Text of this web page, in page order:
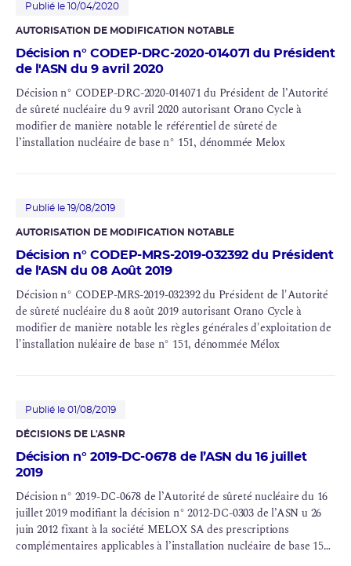
Publié le 10/04/2020
AUTORISATION DE MODIFICATION NOTABLE
Décision n° CODEP-DRC-2020-014071 du Président
de l'ASN du 9 avril 2020
Décision n° CODEP-DRC-2020-014071 du Président de l’Autorité
de sûreté nucléaire du 9 avril 2020 autorisant Orano Cycle à
modifier de manière notable le référentiel de sûreté de
l’installation nucléaire de base n° 151, dénommée Melox
Publié le 19/08/2019
AUTORISATION DE MODIFICATION NOTABLE
Décision n° CODEP-MRS-2019-032392 du Président
de l'ASN du 08 Août 2019
Décision n° CODEP-MRS-2019-032392 du Président de l'Autorité
de sûreté nucléaire du 8 août 2019 autorisant Orano Cycle à
modifier de manière notable les règles générales d'exploitation de
l'installation nuléaire de base n° 151, dénommée Mélox
Publié le 01/08/2019
DÉCISIONS DE L'ASNR
Décision n° 2019-DC-0678 de l’ASN du 16 juillet
2019
Décision n° 2019-DC-0678 de l’Autorité de sûreté nucléaire du 16
juillet 2019 modifiant la décision n° 2012-DC-0303 de l’ASN u 26
juin 2012 fixant à la société MELOX SA des prescriptions
complémentaires applicables à l’installation nucléaire de base 151,